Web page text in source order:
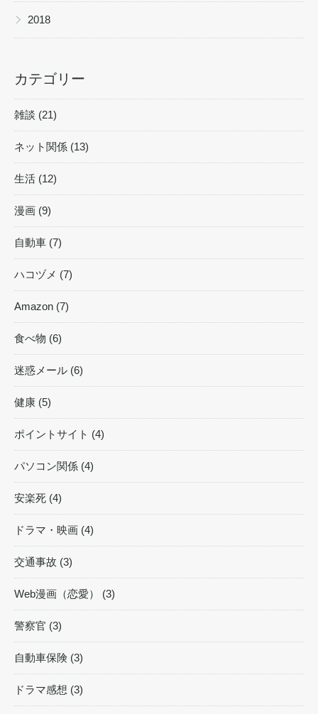
▶ 2018
カテゴリー
雑談 (21)
ネット関係 (13)
生活 (12)
漫画 (9)
自動車 (7)
ハコヅメ (7)
Amazon (7)
食べ物 (6)
迷惑メール (6)
健康 (5)
ポイントサイト (4)
パソコン関係 (4)
安楽死 (4)
ドラマ・映画 (4)
交通事故 (3)
Web漫画（恋愛） (3)
警察官 (3)
自動車保険 (3)
ドラマ感想 (3)